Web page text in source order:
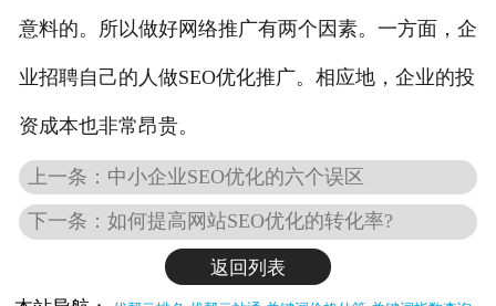
意料的。所以做好网络推广有两个因素。一方面，企
业招聘自己的人做SEO优化推广。相应地，企业的投
资成本也非常昂贵。
上一条：中小企业SEO优化的六个误区
下一条：如何提高网站SEO优化的转化率?
返回列表